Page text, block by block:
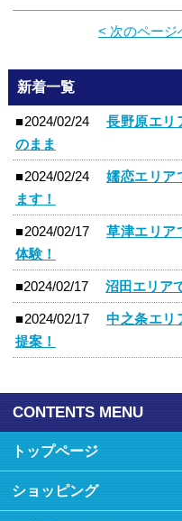
< 次のページ
新着一覧
■2024/02/24
長野原エリ
のまま
■2024/02/24
嬬恋エリア
ます！
■2024/02/17
草津エリア
体験！
■2024/02/17 沼田エリア
■2024/02/17
中之条エリ
提案！
CONTENTS MENU
トップページ
ショッピング